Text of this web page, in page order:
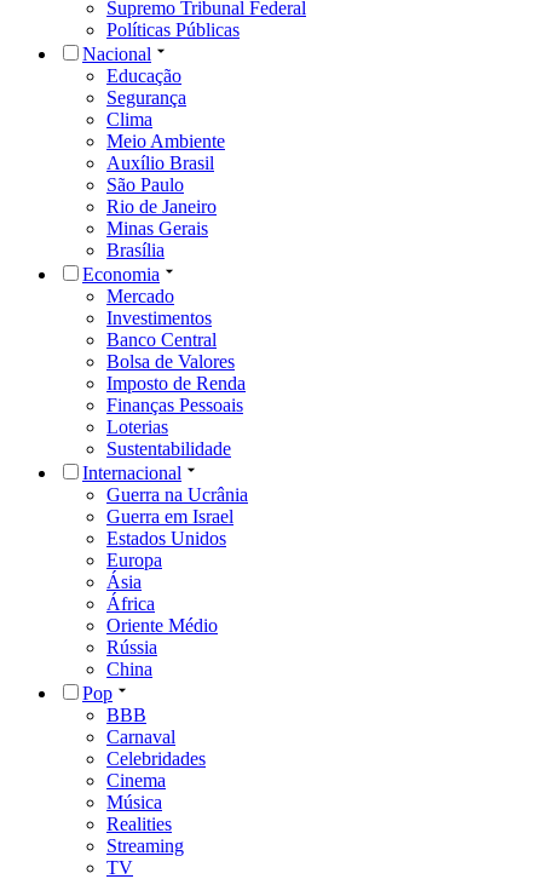
Supremo Tribunal Federal
Políticas Públicas
Nacional
Educação
Segurança
Clima
Meio Ambiente
Auxílio Brasil
São Paulo
Rio de Janeiro
Minas Gerais
Brasília
Economia
Mercado
Investimentos
Banco Central
Bolsa de Valores
Imposto de Renda
Finanças Pessoais
Loterias
Sustentabilidade
Internacional
Guerra na Ucrânia
Guerra em Israel
Estados Unidos
Europa
Ásia
África
Oriente Médio
Rússia
China
Pop
BBB
Carnaval
Celebridades
Cinema
Música
Realities
Streaming
TV